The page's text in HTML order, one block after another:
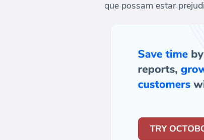
que possam estar